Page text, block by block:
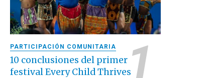
PARTICIPACIÓN COMUNITARIA
10 conclusiones del primer
festival Every Child Thrives